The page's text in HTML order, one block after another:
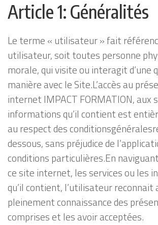
Article 1: Généralités
Le terme « utilisateur » fait
utilisateur, soit toutes personne
morale, qui visite ou interagit d’une
manière avec le Site.L’accès au
internet IMPACT FORMATION, aux
informations qu’il contient est
au respect des
dessous, sans préjudice de
conditions particulières.En
ce site internet, les services ou les
qu’il contient, l’utilisateur reconnait
pleinement connaissance des
comprises et les avoir acceptées.